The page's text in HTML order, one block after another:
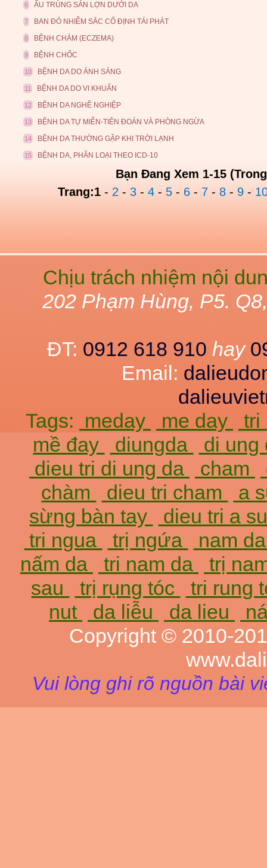
6 ẤU TRÙNG SÁN LỢN DƯỚI DA
7 BAN ĐỎ NHIỄM SẮC CỐ ĐỊNH TÁI PHÁT
8 BỆNH CHÀM (ECZEMA)
9 BỆNH CHỐC
10 BỆNH DA DO ÁNH SÁNG
11 BỆNH DA DO VI KHUẨN
12 BỆNH DA NGHỀ NGHIỆP
13 BỆNH DA TỰ MIỄN-TIÊN ĐOÁN VÀ PHÒNG NGỪA
14 BỆNH DA THƯỜNG GẶP KHI TRỜI LẠNH
15 BỆNH DA, PHÂN LOẠI THEO ICD-10
Bạn Đang Xem 1-15
Trang:1 - 2 - 3 - 4 - 5 - 6 - 7 - 8 - 9 -
Chịu trách nhiệm nội
202 Phạm Hùng, P5.
ĐT: 0912 618 910 hay
Email:
Tags: meday me day
tri
mề đay
diungda
di
dieu tri di ung da
cham
chàm
dieu tri cham
a
sừng bàn tay
dieu tri a
tri ngua
trị ngứa
nam
nấm da
tri nam da
trị
sau
trị rụng tóc
tri rung
nut
da liễu da lieu
Copyright © 2010-
Vui lòng ghi rõ nguồn bài